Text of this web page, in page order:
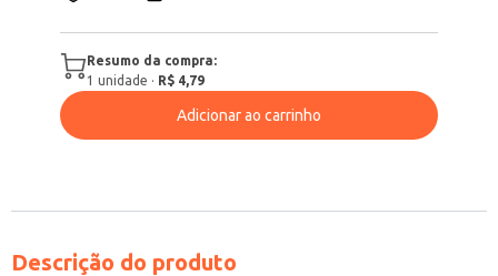
Resumo da compra:
1 unidade · R$ 4,79
Adicionar ao carrinho
Descrição do produto